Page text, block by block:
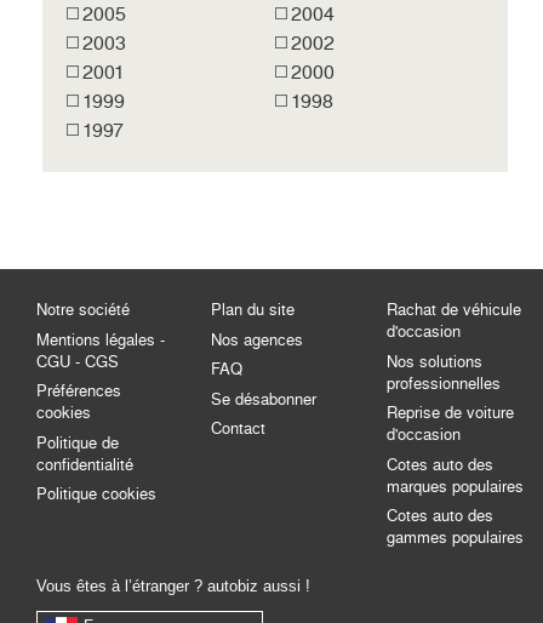
2005
2004
2003
2002
2001
2000
1999
1998
1997
Notre société
Mentions légales -
CGU - CGS
Préférences
cookies
Politique de
confidentialité
Politique cookies
Plan du site
Nos agences
FAQ
Se désabonner
Contact
Rachat de véhicule
d'occasion
Nos solutions
professionnelles
Reprise de voiture
d'occasion
Cotes auto des
marques populaires
Cotes auto des
gammes populaires
Vous êtes à l’étranger ? autobiz aussi !